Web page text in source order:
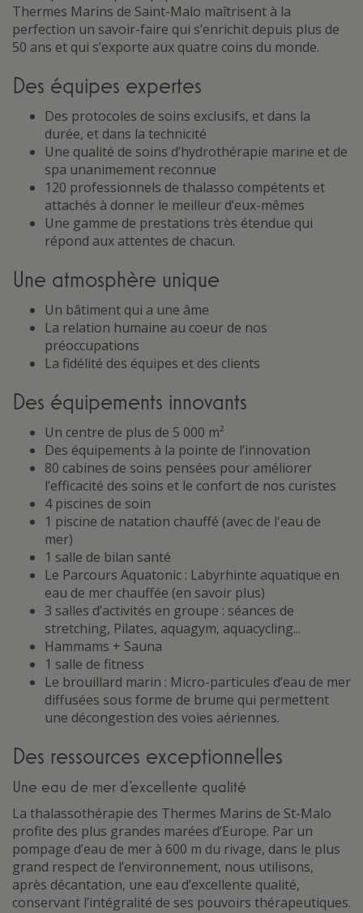
Thermes Marins de Saint-Malo maîtrisent à la
perfection un savoir-faire qui s’enrichit depuis plus de
50 ans et qui s’exporte aux quatre coins du monde.
Des équipes expertes
Des protocoles de soins exclusifs, et dans la
durée, et dans la technicité
Une qualité de soins d’hydrothérapie marine et de
spa unanimement reconnue
120 professionnels de thalasso compétents et
attachés à donner le meilleur d’eux-mêmes
Une gamme de prestations très étendue qui
répond aux attentes de chacun.
Une atmosphère unique
Un bâtiment qui a une âme
La relation humaine au coeur de nos
préoccupations
La fidélité des équipes et des clients
Des équipements innovants
Un centre de plus de 5 000 m²
Des équipements à la pointe de l’innovation
80 cabines de soins pensées pour améliorer
l’efficacité des soins et le confort de nos curistes
4 piscines de soin
1 piscine de natation chauffé (avec de l'eau de
mer)
1 salle de bilan santé
Le Parcours Aquatonic : Labyrhinte aquatique en
eau de mer chauffée (en savoir plus)
3 salles d’activités en groupe : séances de
stretching, Pilates, aquagym, aquacycling...
Hammams + Sauna
1 salle de fitness
Le brouillard marin : Micro-particules d’eau de mer
diffusées sous forme de brume qui permettent
une décongestion des voies aériennes.
Des ressources exceptionnelles
Une eau de mer d’excellente qualité
La thalassothérapie des Thermes Marins de St-Malo
profite des plus grandes marées d’Europe. Par un
pompage d’eau de mer à 600 m du rivage, dans le plus
grand respect de l’environnement, nous utilisons,
après décantation, une eau d’excellente qualité,
conservant l’intégralité de ses pouvoirs thérapeutiques.